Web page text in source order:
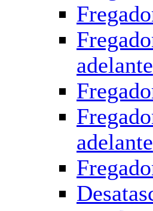
adelante
adelante